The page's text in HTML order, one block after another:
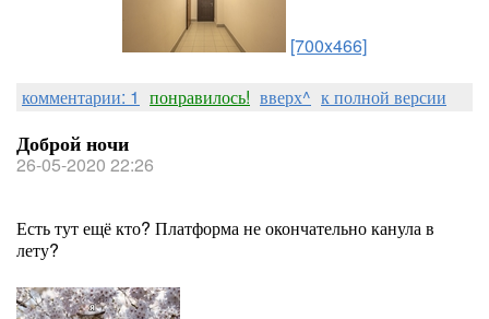
[700x466]
комментарии: 1 понравилось! вверх^ к полной версии
Доброй ночи
26-05-2020 22:26
Есть тут ещё кто? Платформа не окончательно канула в
лету?